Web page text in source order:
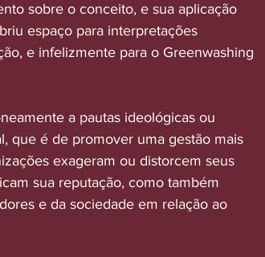
sobre o conceito, e sua aplicação
espaço para interpretações
e infelizmente para o Greenwashing
a pautas ideológicas ou
que é de promover uma gestão mais
exageram ou distorcem seus
sua reputação, como também
e da sociedade em relação ao